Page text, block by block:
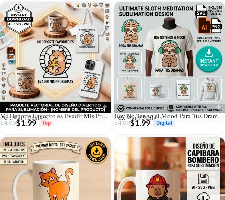
Mi Deporte Favorito es Evadir Mis Problemas – Vector Hámster para Sublimar
Por: Mark Designs
$4.00$1.99
Hoy No Tengo el Mood Para Tus Dramas – Vector Perezoso para Sublimar
Por: Mark Designs
$4.00$1.99